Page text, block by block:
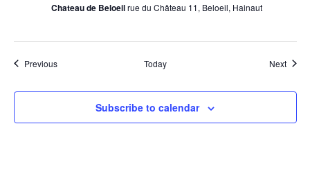
Chateau de Beloeilrue du Château 11, Beloeil, Hainaut
PreviousEvents Today Next
Subscribe to calendar